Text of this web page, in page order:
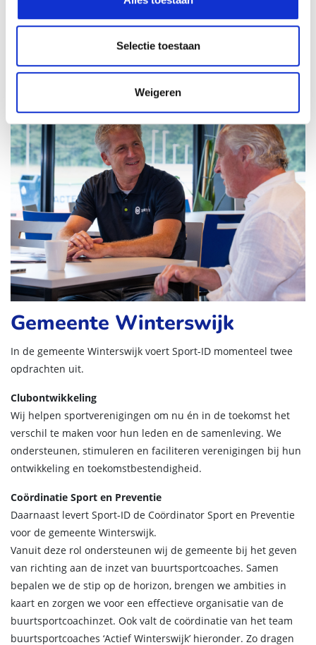
Selectie toestaan
Weigeren
ons op om de mogelijkheden te bespreken.
LEES MEER
Gemeente Winterswijk
In de gemeente Winterswijk voert Sport-ID momenteel twee
opdrachten uit.
Clubontwikkeling
Wij helpen sportverenigingen om nu én in de toekomst het
verschil te maken voor hun leden en de samenleving. We
ondersteunen, stimuleren en faciliteren verenigingen bij hun
ontwikkeling en toekomstbestendigheid.
Coördinatie Sport en Preventie
Daarnaast levert Sport-ID de Coördinator Sport en Preventie
voor de gemeente Winterswijk.
Vanuit deze rol ondersteunen wij de gemeente bij het geven
van richting aan de inzet van buurtsportcoaches. Samen
bepalen we de stip op de horizon, brengen we ambities in
kaart en zorgen we voor een effectieve organisatie van de
buurtsportcoachinzet. Ook valt de coördinatie van het team
buurtsportcoaches ‘Actief Winterswijk’ hieronder. Zo dragen